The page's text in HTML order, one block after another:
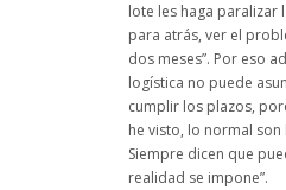
lote les haga paralizar
para atrás, ver el
dos meses”. Por eso
logística no puede
cumplir los plazos,
he visto, lo normal
Siempre dicen que
realidad se impone”.